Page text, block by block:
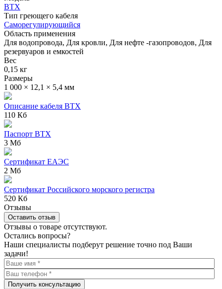
ВТХ
Тип греющего кабеля
Саморегулирующийся
Область применения
Для водопровода, Для кровли, Для нефте -газопроводов, Для
резервуаров и емкостей
Вес
0,15 кг
Размеры
1 000 × 12,1 × 5,4 мм
Описание кабеля ВТХ
110 Кб
Паспорт ВТХ
3 Мб
Сертификат ЕАЭС
2 Мб
Сертификат Российского морского регистра
520 Кб
Отзывы
Оставить отзыв
Отзывы о товаре отсутствуют.
Остались вопросы?
Наши специалисты подберут решение точно под Ваши
задачи!
Получить консультацию